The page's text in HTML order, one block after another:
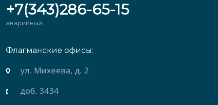
+7(343)286-65-15
аварийный
Флагманские офисы:
ул. Михеева, д. 2
доб. 3434